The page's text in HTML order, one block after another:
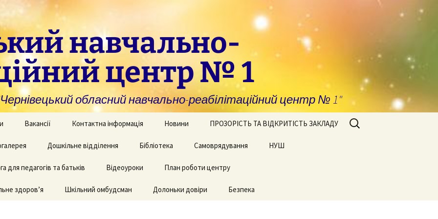
навчально-
центр № 1
обласний навчально-реабілітаційний центр № 1"
закладам із
та
навчання
послуги для
Вакансії Контактна інформація Новини ПРОЗОРІСТЬ ТА ВІДКРИТІСТЬ ЗАКЛАДУ
Запобігання та
виявлення корупції
Фінансова звітність
творчих робіт
приміщень
Дошкільне відділення
Рекомендації для
Бібліотека Самоврядування НУШ
для педагогів та батьків Відеоуроки План роботи центру
здоров’я Шкільний омбудсман Долоньки довіри Безпека
Пошук: